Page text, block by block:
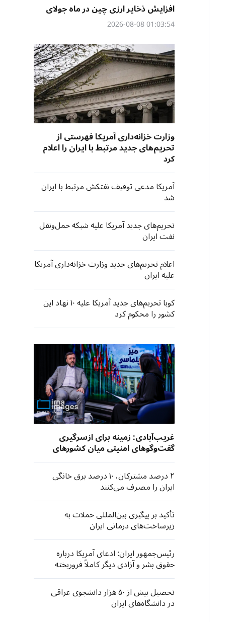
افزایش ذخایر ارزی چین در ماه جولای
01:03:54 2026-08-08
وزارت خزانه‌داری آمریکا فهرستی از
تحریم‌های جدید مرتبط با ایران را اعلام
کرد
آمریکا مدعی توقیف نفتکش مرتبط با ایران
شد
تحریم‌های جدید آمریکا علیه شبکه حمل‌ونقل
نفت ایران
اعلام تحریم‌های جدید وزارت خزانه‌داری آمریکا
علیه ایران
کوبا تحریم‌های جدید آمریکا علیه ۱۰ نهاد این
کشور را محکوم کرد
غریب‌آبادی: زمینه برای ازسرگیری
گفت‌وگوهای امنیتی میان کشورهای
حاشیه خلیج فارس فراهم است
۲ درصد مشترکان، ۱۰ درصد برق خانگی
ایران را مصرف می‌کنند
تأکید بر پیگیری بین‌المللی حملات به
زیرساخت‌های درمانی ایران
رئیس‌جمهور ایران: ادعای آمریکا درباره
حقوق بشر و آزادی دیگر کاملاً فروریخته
است
تحصیل بیش از ۵۰ هزار دانشجوی عراقی
در دانشگاه‌های ایران